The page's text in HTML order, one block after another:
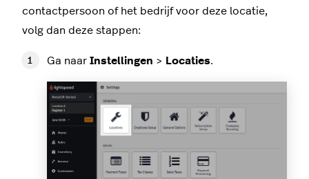
contactpersoon of het bedrijf voor deze locatie,
volg dan deze stappen:
Ga naar Instellingen > Locaties.